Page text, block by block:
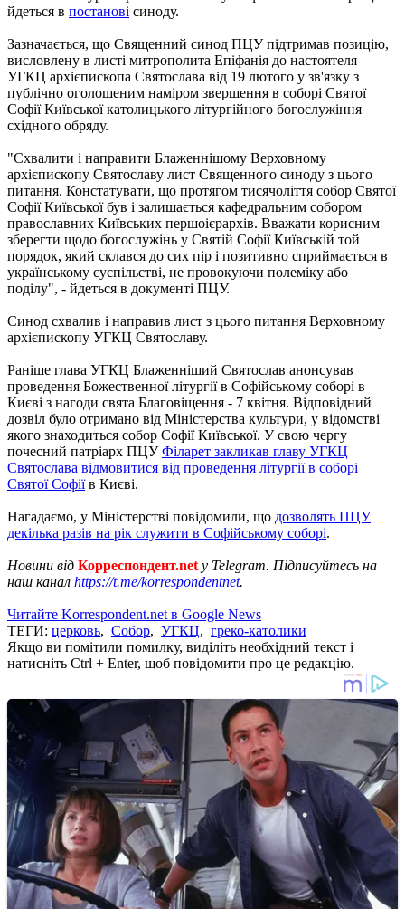
йдеться в постанові синоду.
Зазначається, що Священний синод ПЦУ підтримав позицію,
висловлену в листі митрополита Епіфанія до настоятеля
УГКЦ архієпископа Святослава від 19 лютого у зв'язку з
публічно оголошеним наміром звершення в соборі Святої
Софії Київської католицького літургійного богослужіння
східного обряду.
"Схвалити і направити Блаженнішому Верховному
архієпископу Святославу лист Священного синоду з цього
питання. Констатувати, що протягом тисячоліття собор Святої
Софії Київської був і залишається кафедральним собором
православних Київських першоієрархів. Вважати корисним
зберегти щодо богослужінь у Святій Софії Київській той
порядок, який склався до сих пір і позитивно сприймається в
українському суспільстві, не провокуючи полеміку або
поділу", - йдеться в документі ПЦУ.
Синод схвалив і направив лист з цього питання Верховному
архієпископу УГКЦ Святославу.
Раніше глава УГКЦ Блаженніший Святослав анонсував
проведення Божественної літургії в Софійському соборі в
Києві з нагоди свята Благовіщення - 7 квітня. Відповідний
дозвіл було отримано від Міністерства культури, у відомстві
якого знаходиться собор Софії Київської. У свою чергу
почесний патріарх ПЦУФіларет закликав главу УГКЦ
Святослава відмовитися від проведення літургії в соборі
Святої Софіїв Києві.
Нагадаємо, у Міністерстві повідомили, що дозволять ПЦУ
декілька разів на рік служити в Софійському соборі.
Новини від Корреспондент.net у Telegram. Підписуйтесь на
наш канал https://t.me/korrespondentnet.
Читайте Korrespondent.net в Google News
ТЕГИ: церковь, Собор, УГКЦ, греко-католики
Якщо ви помітили помилку, виділіть необхідний текст і
натисніть Ctrl + Enter, щоб повідомити про це редакцію.